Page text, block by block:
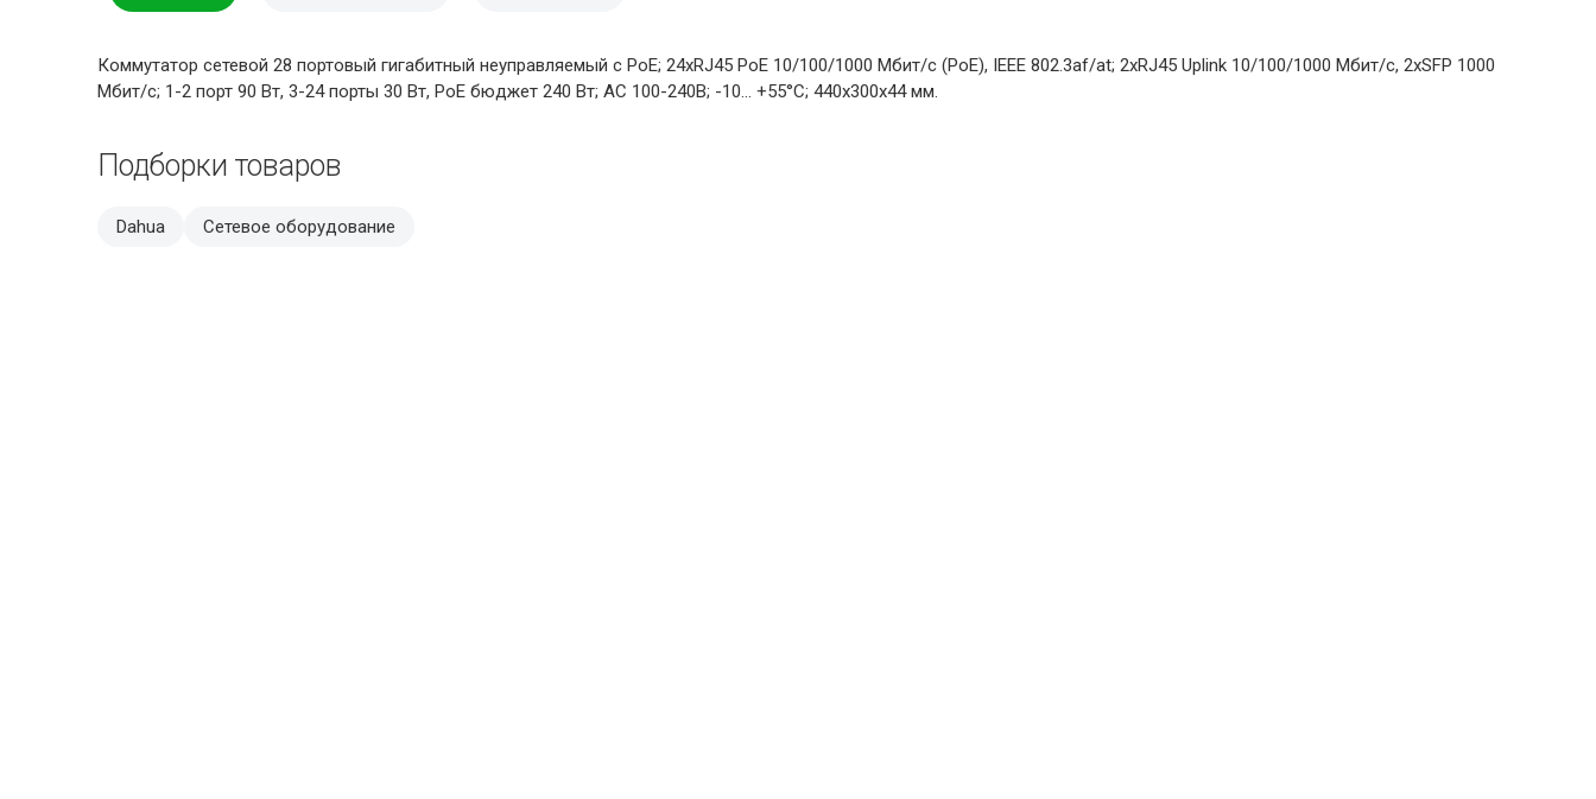
Коммутатор сетевой 28 портовый гигабитный неуправляемый c PoE; 24xRJ45 PoE 10/100/1000 Мбит/с (PoE), IEEE 802.3af/at; 2xRJ45 Uplink 10/100/1000 Мбит/с, 2xSFP 1000
Мбит/с; 1-2 порт 90 Вт, 3-24 порты 30 Вт, PoE бюджет 240 Вт; AC 100-240В; -10... +55°C; 440х300х44 мм.
Подборки товаров
Dahua Сетевое оборудование